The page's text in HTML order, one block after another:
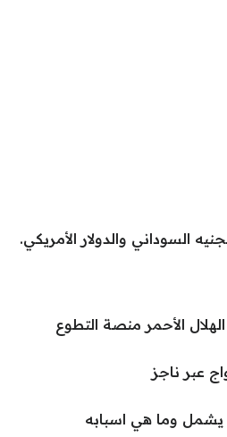
السوداني والدولار الأمريكي.
الأحمر منصة التطوع
عبر ناجز
يشمل وما هي اسبابه